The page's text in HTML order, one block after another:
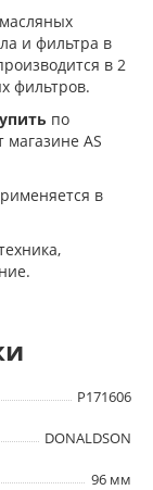
и фильтра в
в 2
фильтров.
по
AS
в
P171606
DONALDSON
96 мм